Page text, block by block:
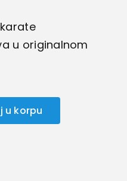
u originalnom
u korpu